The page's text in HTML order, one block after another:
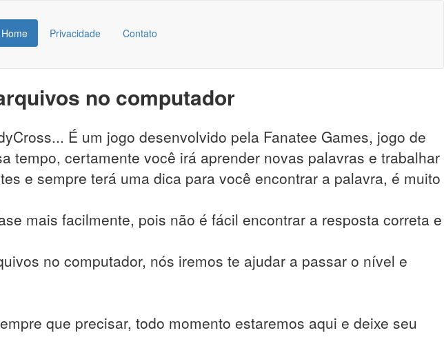
Home Privacidade Contato
no computador
É um jogo desenvolvido pela Fanatee Games, jogo de
tempo, certamente você irá aprender novas palavras e trabalhar
e sempre terá uma dica para você encontrar a palavra, é muito
mais facilmente, pois não é fácil encontrar a resposta correta e
no computador, nós iremos te ajudar a passar o nível e
que precisar, todo momento estaremos aqui e deixe seu